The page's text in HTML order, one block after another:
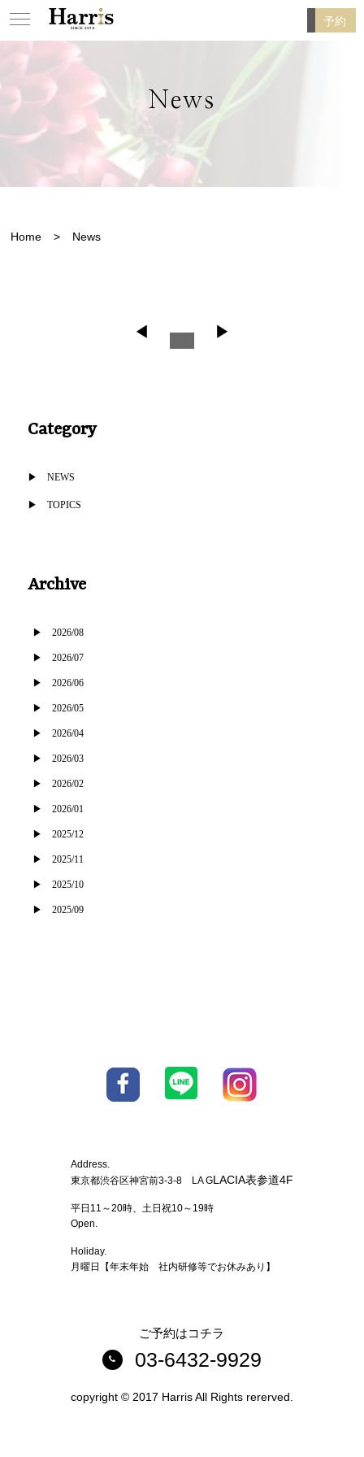
予約
News
Home News
◀ ▶
Category
NEWS
TOPICS
Archive
2026/08
2026/07
2026/06
2026/05
2026/04
2026/03
2026/02
2026/01
2025/12
2025/11
2025/10
2025/09
Address.
東京都渋谷区神宮前3-3-8 LA GLACIA表参道4F
平日11～20時、土日祝10～19時
Open.
Holiday.
月曜日【年末年始 社内研修等でお休みあり】
ご予約はコチラ
03-6432-9929
copyright © 2017 Harris All Rights rererved.